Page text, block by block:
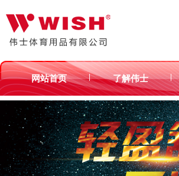
网站首页 | 了解伟士 |